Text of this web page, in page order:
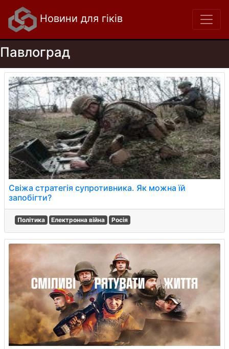
Новини для гіків
Павлоград
Свіжа стратегія супротивника. Як можна їй
запобігти?
Політика Електронна війна Росія